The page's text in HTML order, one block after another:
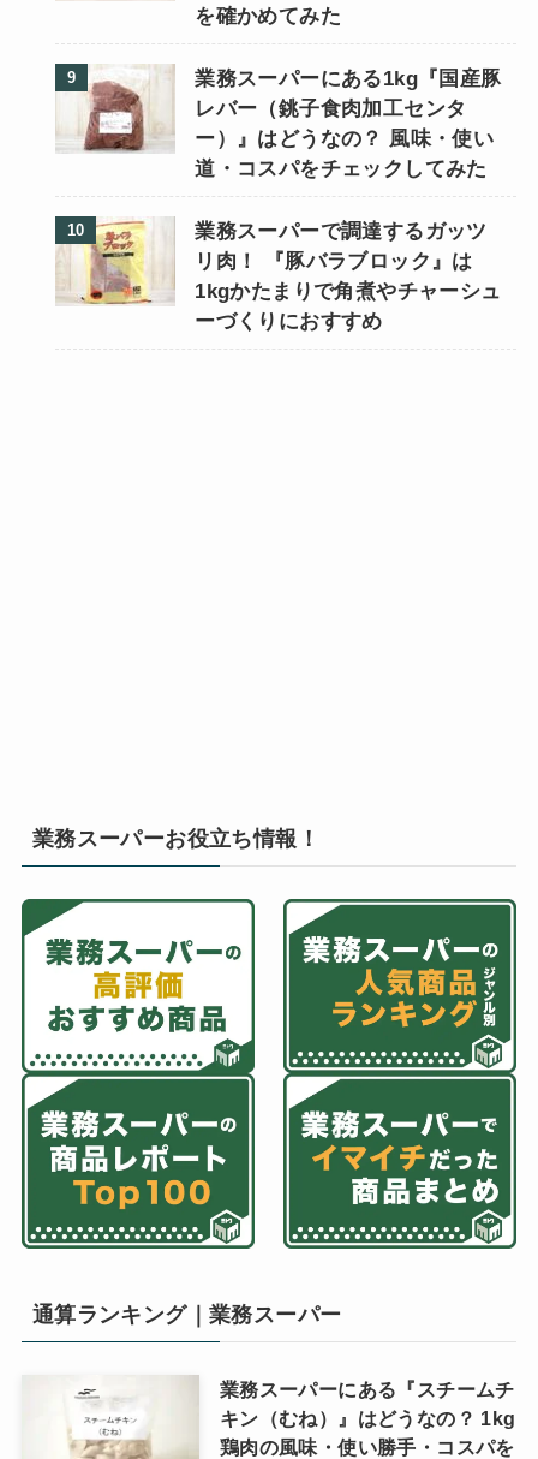
を確かめてみた
業務スーパーにある1kg『国産豚
レバー（銚子食肉加工センタ
ー）』はどうなの？ 風味・使い
道・コスパをチェックしてみた
業務スーパーで調達するガッツ
リ肉！ 『豚バラブロック』は
1kgかたまりで角煮やチャーシュ
ーづくりにおすすめ
業務スーパーお役立ち情報！
通算ランキング｜業務スーパー
業務スーパーにある『スチームチ
キン（むね）』はどうなの？ 1kg
鶏肉の風味・使い勝手・コスパを